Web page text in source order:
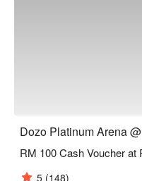
Dozo Platinum Arena
RM 100 Cash Voucher at
5 (148)